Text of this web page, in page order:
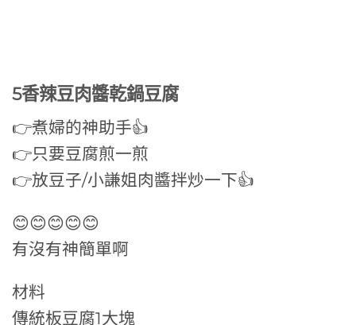
5香辣豆肉醬乾鍋豆腐
👉煮婦的神助手👍
👉只要豆腐煎一煎
👉放豆子/小謙姐肉醬拌炒一下👍
😊😊😊😊😊
有沒有神簡單啊
材料
傳統板豆腐1大塊